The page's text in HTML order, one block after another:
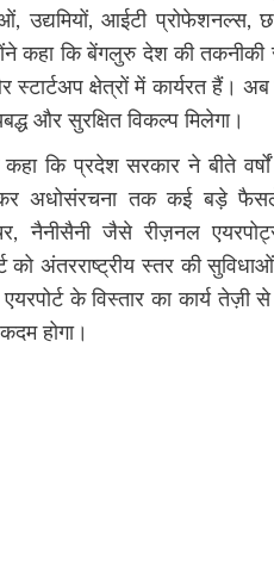
उद्यमियों, आईटी प्रोफेशनल्स,
कहा कि बेंगलुरु देश की तकनीकी
स्टार्टअप क्षेत्रों में कार्यरत
और सुरक्षित विकल्प मिलेगा।
कहा कि प्रदेश सरकार ने बीते
अधोसंरचना तक कई बड़े
नैनीसैनी जैसे रीज़नल
को अंतरराष्ट्रीय स्तर की
के विस्तार का कार्य
होगा।